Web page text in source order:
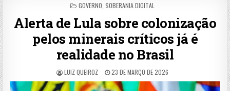
POSTED
GOVERNO SOBERANIA DIGITAL
Alerta de Lula sobre colonização
pelos minerais críticos já é
realidade no Brasil
LUIZ QUEIROZ 23 DE MARÇO DE 2026